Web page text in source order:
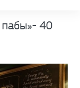
пабы»- 40